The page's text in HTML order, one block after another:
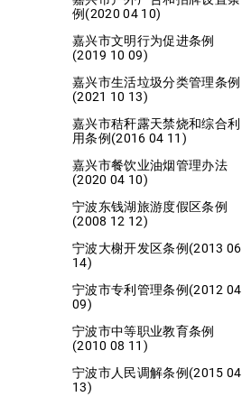
例(2020 04 10)
嘉兴市文明行为促进条例
(2019 10 09)
嘉兴市生活垃圾分类管理条例
(2021 10 13)
嘉兴市秸秆露天禁烧和综合利
用条例(2016 04 11)
嘉兴市餐饮业油烟管理办法
(2020 04 10)
宁波东钱湖旅游度假区条例
(2008 12 12)
宁波大榭开发区条例(2013 06
14)
宁波市专利管理条例(2012 04
09)
宁波市中等职业教育条例
(2010 08 11)
宁波市人民调解条例(2015 04
13)